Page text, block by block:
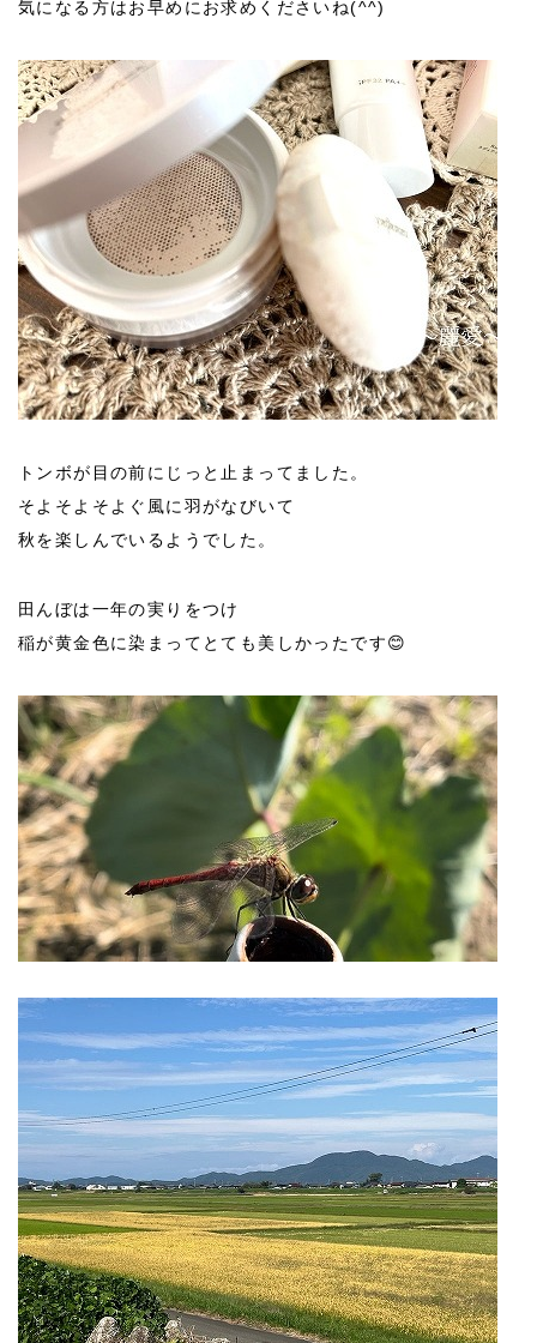
気になる方はお早めにお求めくださいね(^^)
トンボが目の前にじっと止まってました。
そよそよそよぐ風に羽がなびいて
秋を楽しんでいるようでした。
田んぼは一年の実りをつけ
稲が黄金色に染まってとても美しかったです😊